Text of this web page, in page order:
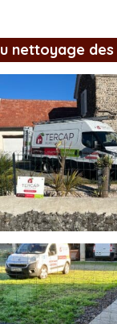
nettoyage